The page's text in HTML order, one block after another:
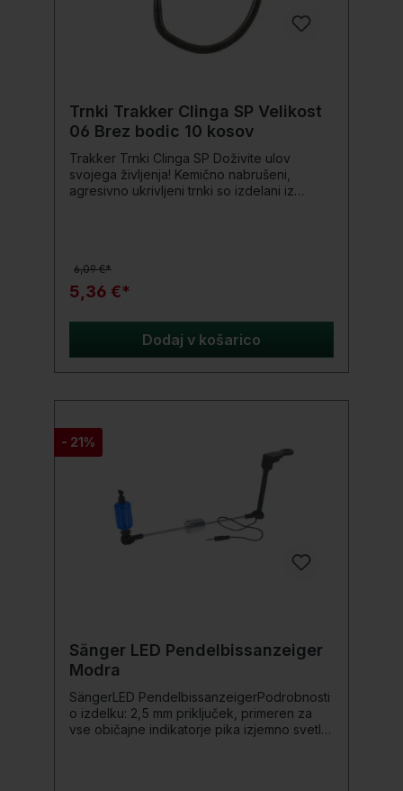
Trnki Trakker Clinga SP Velikost
06 Brez bodic 10 kosov
Trakker Trnki Clinga SP Doživite ulov
svojega življenja! Kemično nabrušeni,
agresivno ukrivljeni trnki so izdelani iz
Podrobnosti produkta: brez bodic Kemično
nabrušen z navznoter ukrivljeno konico
Edinstven vzorec trnka s poševno konico in
ravnim očesom Kovana izjemno močna,
debelejša jeklena žica Neodsevni PTFE
zaščitni premaz Dolga igla
6,09 €*
5,36 €*
Dodaj v košarico
- 21%
Sänger LED Pendelbissanzeiger
Modra
SängerLED PendelbissanzeigerPodrobnosti
o izdelku: 2,5 mm priključek, primeren za
vse običajne indikatorje pika izjemno svetla